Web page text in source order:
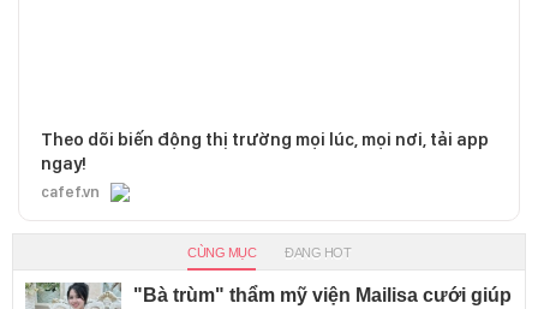
Theo dõi biến động thị trường mọi lúc, mọi nơi, tải app
ngay!
cafef.vn
CÙNG MỤC ĐANG HOT
"Bà trùm" thẩm mỹ viện Mailisa cưới giúp